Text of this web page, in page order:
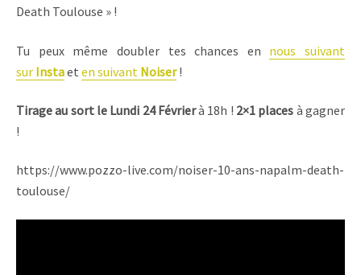
Death Toulouse » !
Tu peux même doubler tes chances en nous suivant
sur Instaet en suivant Noiser!
Tirage au sort le Lundi 24 Févrierà 18h ! 2×1 places à gagner
!
https://www.pozzo-live.com/noiser-10-ans-napalm-death-
toulouse/